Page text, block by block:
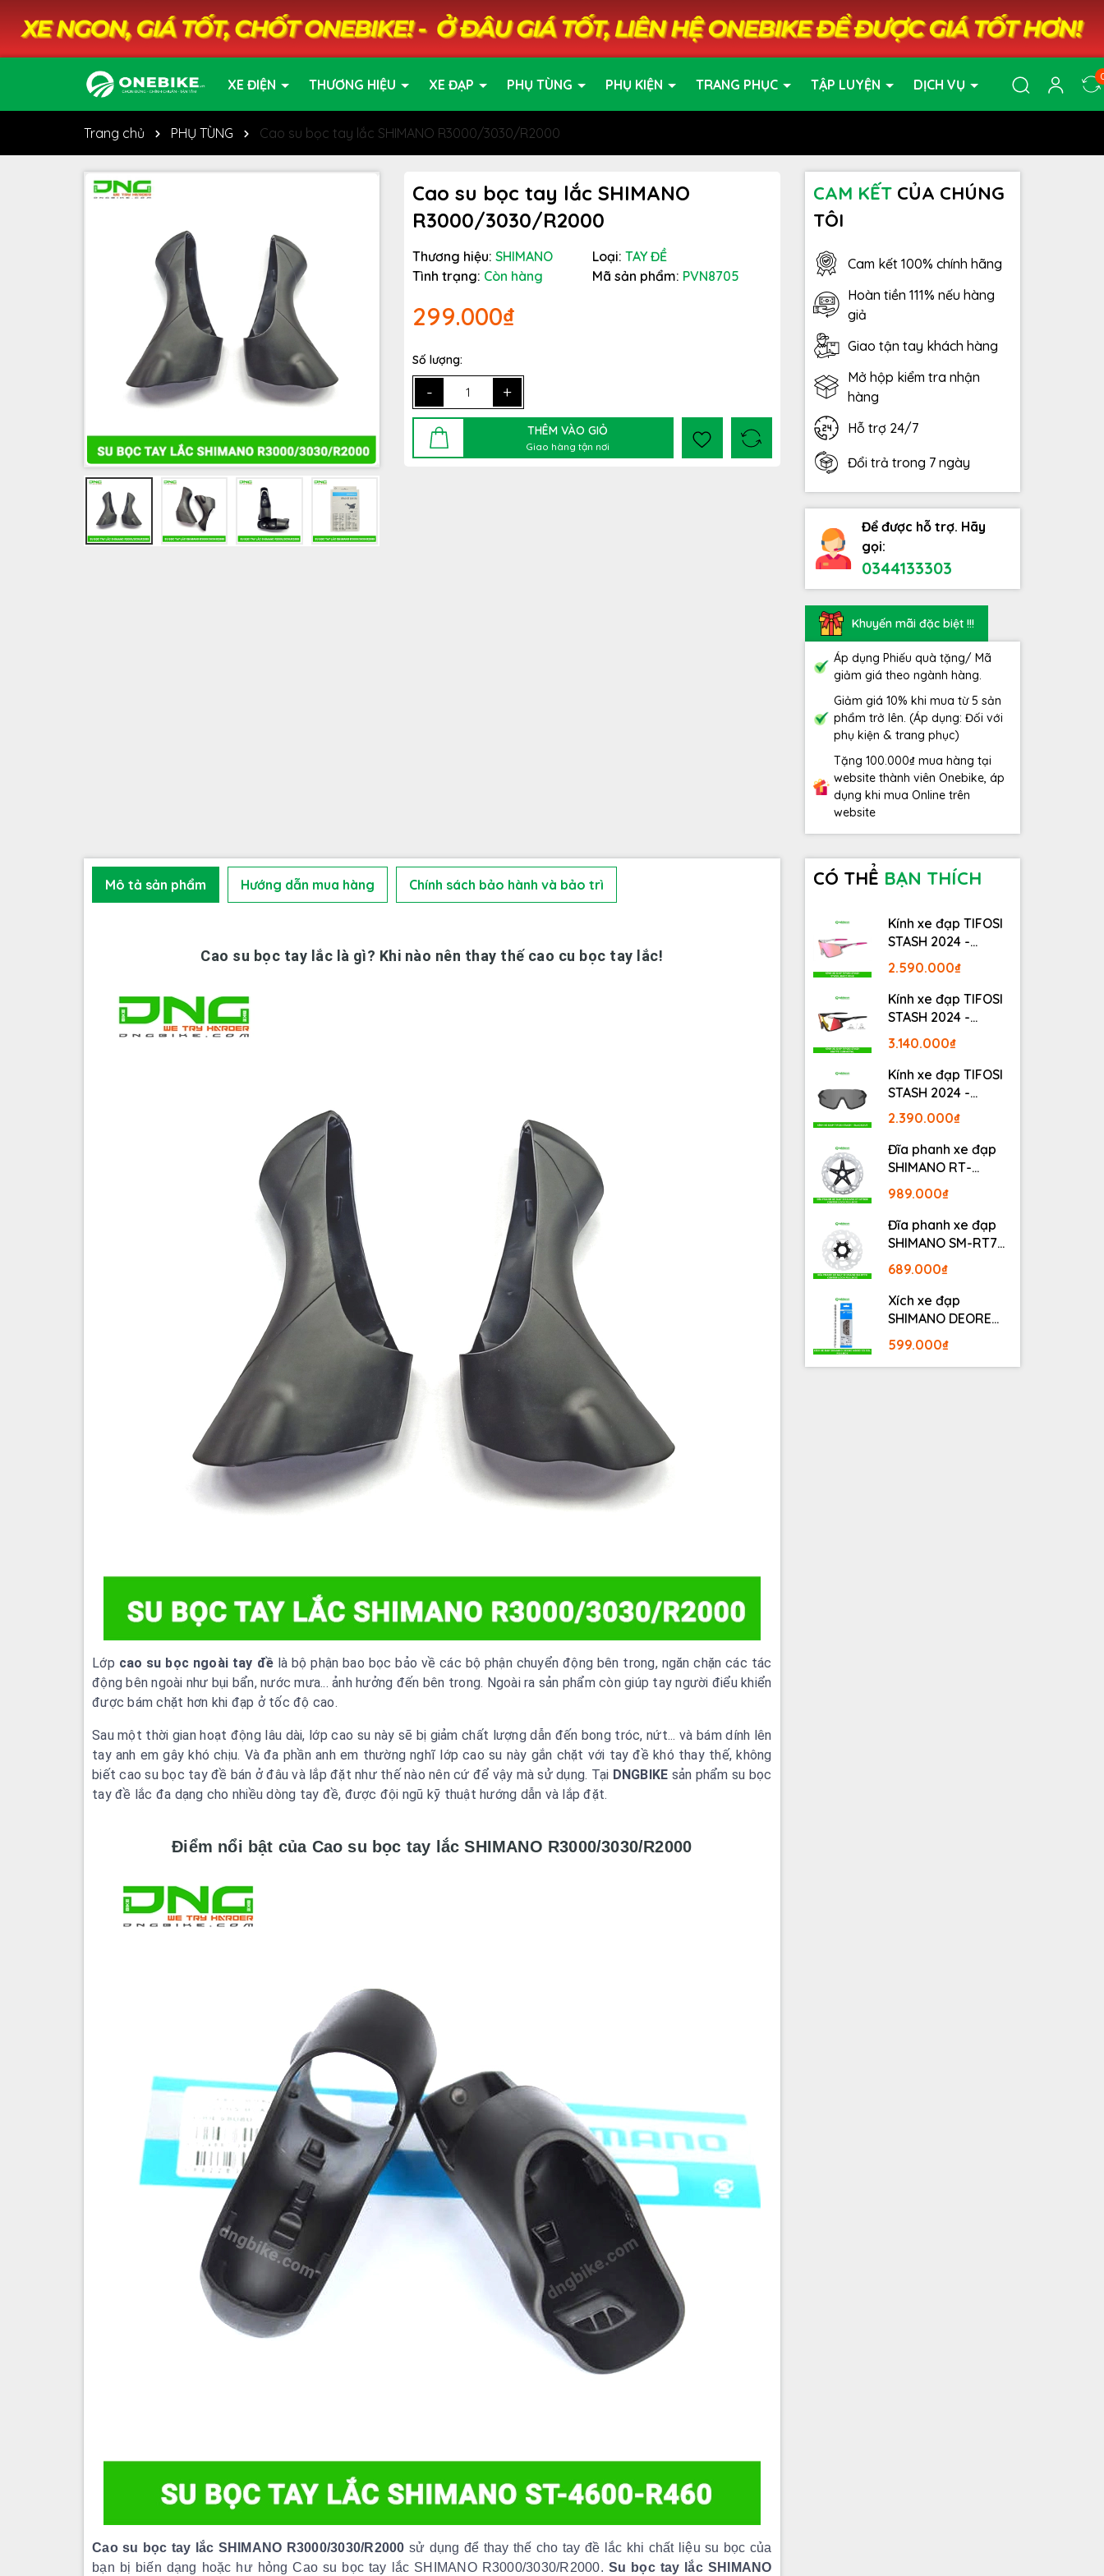
XE ĐIỆN THƯƠNG HIỆU XE ĐẠP PHỤ TÙNG PHỤ KIỆN TRANG PHỤC TẬP LUYỆN DỊCH VỤ
Trang chủ PHỤ TÙNG Cao su bọc tay lắc SHIMANO R3000/3030/R2000
Cao su bọc tay lắc SHIMANO
R3000/3030/R2000
Thương hiệu: SHIMANO Loại: TAY ĐỀ
Tình trạng: Còn hàng Mã sản phẩm: PVN8705
299.000₫
Số lượng:
- +
THÊM VÀO GIỎ
Giao hàng tận nơi
CAM KẾTCỦA CHÚNG
TÔI
Cam kết 100% chính hãng
Hoàn tiền 111% nếu hàng
giả
Giao tận tay khách hàng
Mở hộp kiểm tra nhận
hàng
Hỗ trợ 24/7
Đổi trả trong 7 ngày
Để được hỗ trợ. Hãy
gọi:
0344133303
Khuyến mãi đặc biệt !!!
Áp dụng Phiếu quà tặng/ Mã
giảm giá theo ngành hàng.
Giảm giá 10% khi mua từ 5 sản
phẩm trở lên. (Áp dụng: Đối với
phụ kiện & trang phục)
Tặng 100.000₫ mua hàng tại
website thành viên Onebike, áp
dụng khi mua Online trên
website
Mô tả sản phẩm Hướng dẫn mua hàng Chính sách bảo hành và bảo trì
Cao su bọc tay lắc là gì? Khi nào nên thay thế cao cu bọc tay lắc!
Lớp cao su bọc ngoài tay đề là bộ phận bao bọc bảo về các bộ phận chuyển động bên trong, ngăn chặn các tác
động bên ngoài như bụi bẩn, nước mưa... ảnh hưởng đến bên trong. Ngoài ra sản phẩm còn giúp tay người điểu khiển
được bám chặt hơn khi đạp ở tốc độ cao.
Sau một thời gian hoạt động lâu dài, lớp cao su này sẽ bị giảm chất lượng dẫn đến bong tróc, nứt... và bám dính lên
tay anh em gây khó chịu. Và đa phần anh em thường nghĩ lớp cao su này gắn chặt với tay đề khó thay thế, không
biết cao su bọc tay đề bán ở đâu và lắp đặt như thế nào nên cứ để vậy mà sử dụng. Tại DNGBIKE sản phẩm su bọc
tay đề lắc đa dạng cho nhiều dòng tay đề, được đội ngũ kỹ thuật hướng dẫn và lắp đặt.
Điểm nổi bật của Cao su bọc tay lắc SHIMANO R3000/3030/R2000
Cao su bọc tay lắc SHIMANO R3000/3030/R2000 sử dụng để thay thế cho tay đề lắc khi chất liệu su bọc của
bạn bị biến dạng hoặc hư hỏng Cao su bọc tay lắc SHIMANO R3000/3030/R2000. Su bọc tay lắc SHIMANO
CÓ THỂ BẠN THÍCH
Kính xe đạp TIFOSI
STASH 2024 -
STASH, RACE PINK
2.590.000₫
Kính xe đạp TIFOSI
STASH 2024 -
MATTE GUNMETAL
3.140.000₫
Kính xe đạp TIFOSI
STASH 2024 -
BLACKOUT
2.390.000₫
Đĩa phanh xe đạp
SHIMANO RT-
MT800 Center lock
Fullbox
989.000₫
Đĩa phanh xe đạp
SHIMANO SM-RT70
Center lock Fullbox
689.000₫
Xích xe đạp
SHIMANO DEORE
M6100 12S 126L
Fullbox
599.000₫